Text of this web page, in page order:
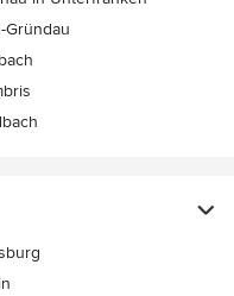
Gründau